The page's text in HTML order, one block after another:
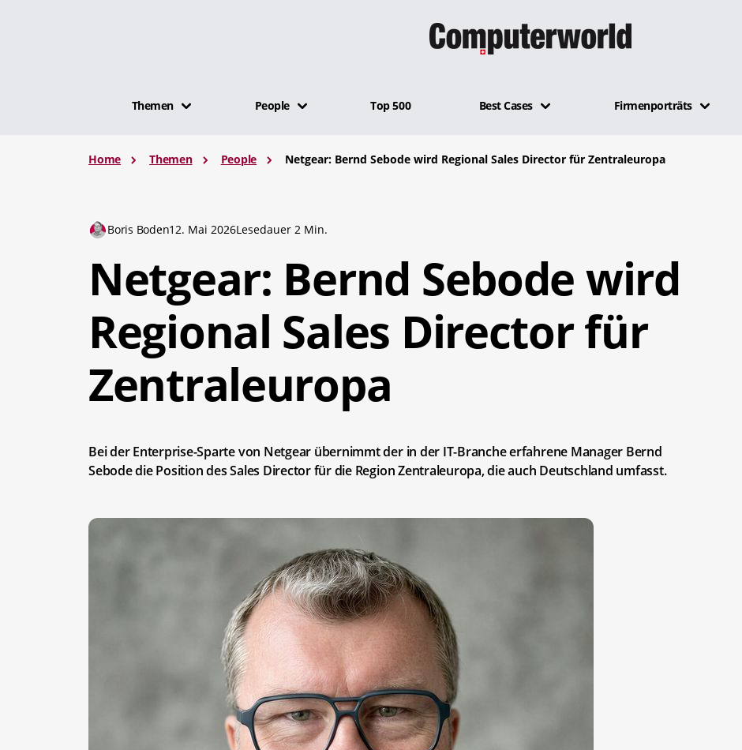
Themen People Top 500 Best Cases Firmenporträts
Home Themen People Netgear: Bernd Sebode wird Regional Sales Director für Zentraleuropa
Boris Boden12. Mai 2026Lesedauer 2 Min.
Netgear: Bernd Sebode wird
Regional Sales Director für
Zentraleuropa
Bei der Enterprise-Sparte von Netgear übernimmt der in der IT-Branche erfahrene Manager Bernd
Sebode die Position des Sales Director für die Region Zentraleuropa, die auch Deutschland umfasst.